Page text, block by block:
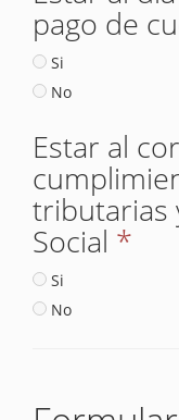
pago de
Si
No
Estar al
tributarias
Social *
Si
No